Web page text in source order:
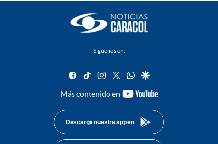
Síguenos en:
facebook
tiktok instagram
twitterwhatsapp
google
Más contenido en
youtube-
Descarga nuestra app en